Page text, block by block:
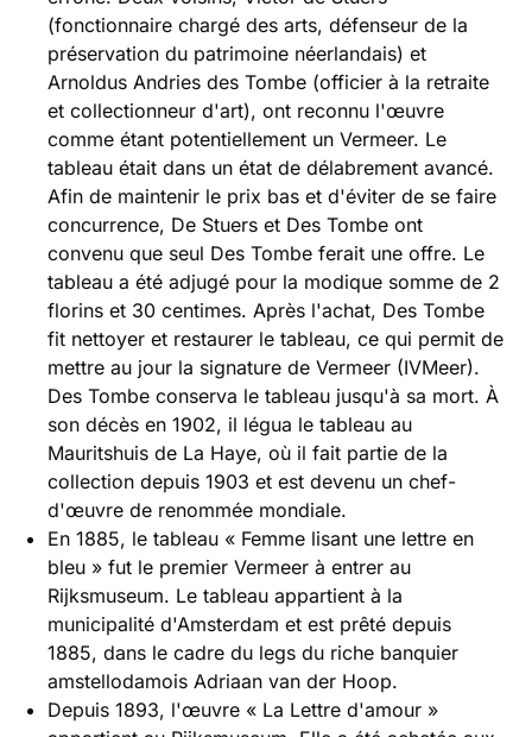
(fonctionnaire chargé des arts, défenseur de la
préservation du patrimoine néerlandais) et
Arnoldus Andries des Tombe (officier à la retraite
et collectionneur d'art), ont reconnu l'œuvre
comme étant potentiellement un Vermeer. Le
tableau était dans un état de délabrement avancé.
Afin de maintenir le prix bas et d'éviter de se faire
concurrence, De Stuers et Des Tombe ont
convenu que seul Des Tombe ferait une offre. Le
tableau a été adjugé pour la modique somme de 2
florins et 30 centimes. Après l'achat, Des Tombe
fit nettoyer et restaurer le tableau, ce qui permit de
mettre au jour la signature de Vermeer (IVMeer).
Des Tombe conserva le tableau jusqu'à sa mort. À
son décès en 1902, il légua le tableau au
Mauritshuis de La Haye, où il fait partie de la
collection depuis 1903 et est devenu un chef-
d'œuvre de renommée mondiale.
En 1885, le tableau « Femme lisant une lettre en
bleu » fut le premier Vermeer à entrer au
Rijksmuseum. Le tableau appartient à la
municipalité d'Amsterdam et est prêté depuis
1885, dans le cadre du legs du riche banquier
amstellodamois Adriaan van der Hoop.
Depuis 1893, l'œuvre « La Lettre d'amour »